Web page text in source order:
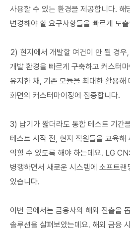
사용할 수 있는 환경을 제공합니다. 해
변경해야 할 요구사항들을 빠르게 도
2) 현지에서 개발할 여건이 안 될 경우
개발 환경을 빠르게 구축하고 커스터
유지한 채, 기존 모듈을 최대한 활용해
화면의 커스터마이징에 집중합니다.
3) 납기가 짧더라도 통합 테스트 기간
테스트 시작 전, 현지 직원들을 교육해
익힐 수 있도록 해야 하는데요. LG
병행하면서 새로운 시스템에 소프트
있습니다.
이번 글에서는 금융사의 해외 진출을
솔루션을 살펴보았는데요. 해외 금융